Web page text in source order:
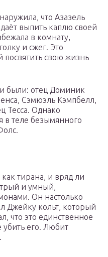
что Азазель
выпить каплю своей
в комнату,
и сжег. Это
посвятить свою жизнь
были: отец Доминик
Сэмюэль Кэмпбелл,
Тесса. Однако
в теле безымянного
тирана, и вряд ли
и умный,
Он настолько
Джейку кольт, который
что это единственное
убить его. Любит